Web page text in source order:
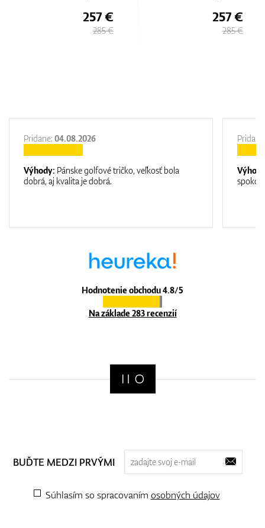
257 €
Hodnotenie obchodu 4.8/5
Na základe 283 recenzií
Pridane: 04.08.2026
Výhody: Pánske golfové tričko, veľkosť bola
dobrá, aj kvalita je dobrá.
BUĎTE MEDZI PRVÝMI
Súhlasím so spracovaním osobných údajov